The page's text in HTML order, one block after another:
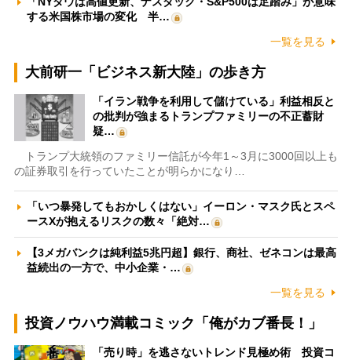
する米国株市場の変化 半…
一覧を見る
大前研一「ビジネス新大陸」の歩き方
「イラン戦争を利用して儲けている」利益相反と
の批判が強まるトランプファミリーの不正蓄財
疑…
トランプ大統領のファミリー信託が今年1～3月に3000回以上も
の証券取引を行っていたことが明らかになり…
「いつ暴発してもおかしくはない」イーロン・マスク氏とスペ
ースXが抱えるリスクの数々「絶対…
【3メガバンクは純利益5兆円超】銀行、商社、ゼネコンは最高
益続出の一方で、中小企業・…
一覧を見る
投資ノウハウ満載コミック「俺がカブ番長！」
「売り時」を逃さないトレンド見極め術 投資コ